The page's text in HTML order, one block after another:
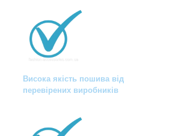
Висока якість пошива від
перевірених виробників